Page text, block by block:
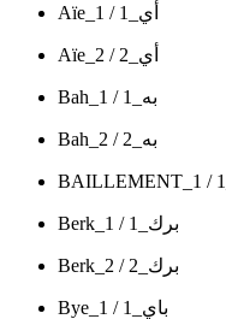
Aïe_1 / أي_1
Aïe_2 / أي_2
Bah_1 / به_1
Bah_2 / به_2
Berk_1 / برك_1
Berk_2 / برك_2
Bye_1 / باي_1